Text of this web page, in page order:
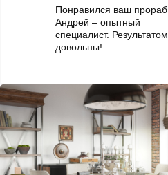
Понравился ваш прораб
Андрей – опытный
специалист. Результатом
довольны!